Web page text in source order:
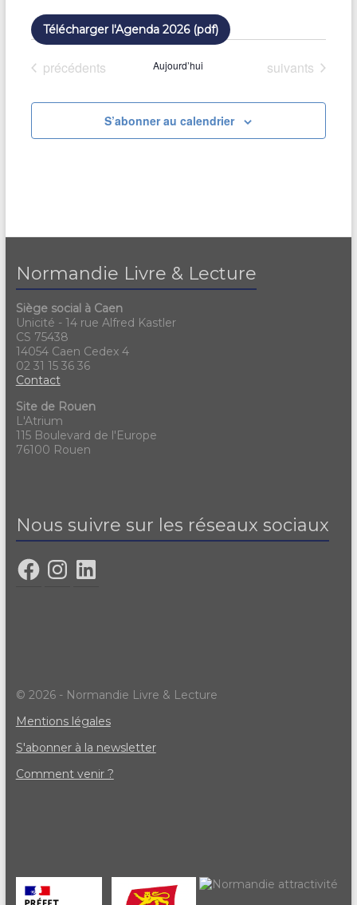
Télécharger l'Agenda 2026 (pdf)
Évènements
précédents Aujourd’hui Évènements
suivants
S’abonner au calendrier
Normandie Livre & Lecture
Siège social à Caen
Unicité - 14 rue Alfred Kastler
CS 75438
14054 Caen Cedex 4
02 31 15 36 36
Contact
Site de Rouen
L'Atrium
115 Boulevard de l'Europe
76100 Rouen
Nous suivre sur les réseaux sociaux
© 2026 - Normandie Livre & Lecture
Mentions légales
S'abonner à la newsletter
Comment venir ?